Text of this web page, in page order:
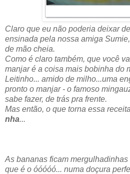
Claro que eu não poderia deixar
ensinada pela nossa amiga
de mão cheia.
Como é claro também, que você
manjar é a coisa mais bobinha do
Leitinho... amido de milho...uma
pronto o manjar - o famoso
sabe fazer, de trás pra frente.
Mas então, o que torna essa
nha...
As bananas ficam
que é o óóóóó... numa doçura